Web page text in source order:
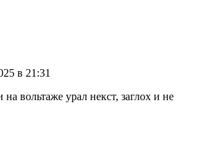
в 21:31
на вольтаже урал некст, заглох и не